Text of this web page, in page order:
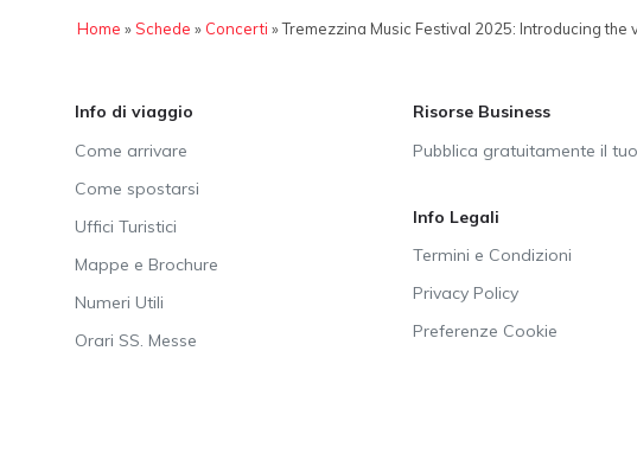
Home »Schede » Concerti »Tremezzina Music Festival 2025: Introducing the
Info di viaggio
Come arrivare
Come spostarsi
Uffici Turistici
Mappe e Brochure
Numeri Utili
Orari SS. Messe
Risorse Business
Pubblica gratuitamente il
Info Legali
Termini e Condizioni
Privacy Policy
Preferenze Cookie